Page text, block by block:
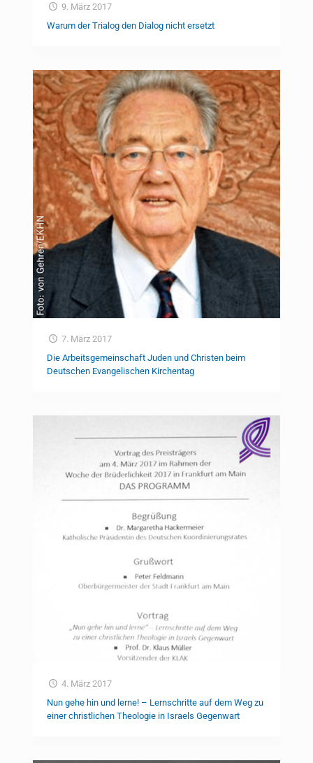
9. März 2017
Warum der Trialog den Dialog nicht ersetzt
7. März 2017
Die Arbeitsgemeinschaft Juden und Christen beim
Deutschen Evangelischen Kirchentag
4. März 2017
Nun gehe hin und lerne! – Lernschritte auf dem Weg zu
einer christlichen Theologie in Israels Gegenwart